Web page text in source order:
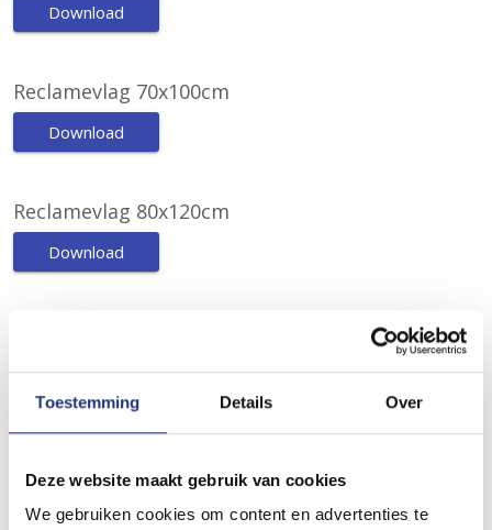
Toestemming Details Over
Deze website maakt gebruik van cookies
We gebruiken cookies om content en advertenties te
Download
Reclamevlag 70x100cm
Download
Reclamevlag 80x120cm
Download
Download
Download